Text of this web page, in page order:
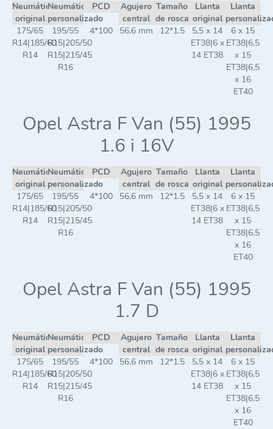
Neumático
original
Neumático
personalizado
PCD
Agujero
central
Tamaño
de rosca
Llanta
original
Llanta
175/65
R14|185/60
R14
195/55
R15|205/50
R15|215/45
R16
4*100 56,6 mm 12*1.5
5,5 x 14
ET38|6 x
14 ET38
6 x 15
ET38|6,5
x 15
ET38|6,5
x 16
ET40
Opel Astra F Van (55) 1995
1.6 i 16V
Neumático
original
Neumático
personalizado
PCD
Agujero
central
Tamaño
de rosca
Llanta
original
Llanta
175/65
R14|185/60
R14
195/55
R15|205/50
R15|215/45
R16
4*100 56,6 mm 12*1.5
5,5 x 14
ET38|6 x
14 ET38
6 x 15
ET38|6,5
x 15
ET38|6,5
x 16
ET40
Opel Astra F Van (55) 1995
1.7 D
Neumático
original
Neumático
personalizado
PCD
Agujero
central
Tamaño
de rosca
Llanta
original
Llanta
175/65
R14|185/60
R14
195/55
R15|205/50
R15|215/45
R16
4*100 56,6 mm 12*1.5
5,5 x 14
ET38|6 x
14 ET38
6 x 15
ET38|6,5
x 15
ET38|6,5
x 16
ET40